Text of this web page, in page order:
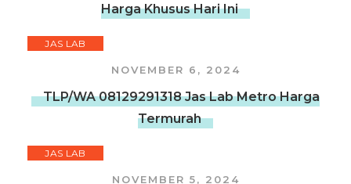
Harga Khusus Hari Ini
JAS LAB
NOVEMBER 6, 2024
TLP/WA 08129291318 Jas Lab Metro Harga
Termurah
JAS LAB
NOVEMBER 5, 2024